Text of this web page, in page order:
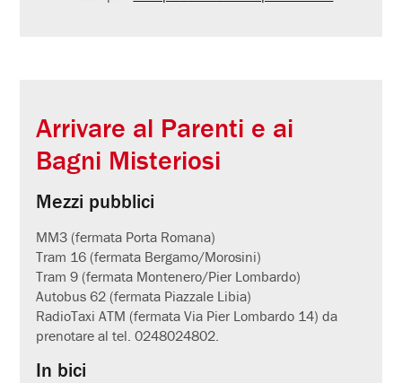
Arrivare al Parenti e ai
Bagni Misteriosi
Mezzi pubblici
MM3 (fermata Porta Romana)
Tram 16 (fermata Bergamo/Morosini)
Tram 9 (fermata Montenero/Pier Lombardo)
Autobus 62 (fermata Piazzale Libia)
RadioTaxi ATM (fermata Via Pier Lombardo 14) da
prenotare al tel. 0248024802.
In bici